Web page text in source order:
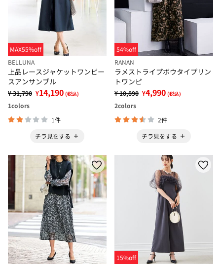
MAX55%off
BELLUNA
上品レースジャケットワンピー
スアンサンブル
¥ 31,790 ¥14,190 (税込)
1colors
1件
チラ見をする
54%off
RANAN
ラメストライプボウタイプリン
トワンピ
¥ 10,890 ¥4,990 (税込)
2colors
2件
チラ見をする
15%off